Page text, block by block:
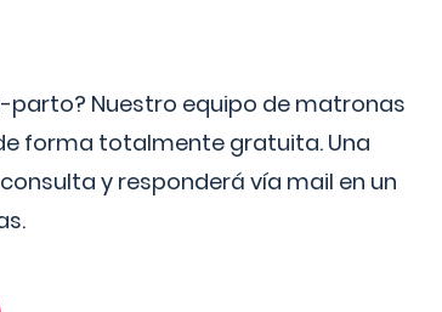
Nuestro equipo de matronas
forma totalmente gratuita. Una
y responderá vía mail en un